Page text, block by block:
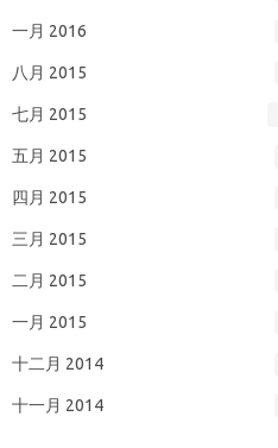
一月 2016
八月 2015
七月 2015
五月 2015
四月 2015
三月 2015
二月 2015
一月 2015
十二月 2014
十一月 2014